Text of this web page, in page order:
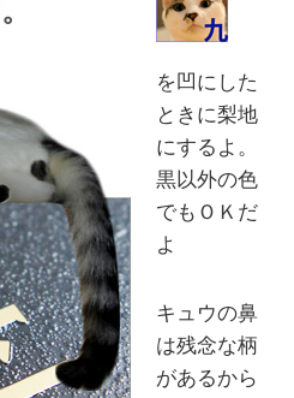
を凹にした
ときに梨地
にするよ。
黒以外の色
でもＯＫだ
よ
キュウの鼻
は残念な柄
があるから